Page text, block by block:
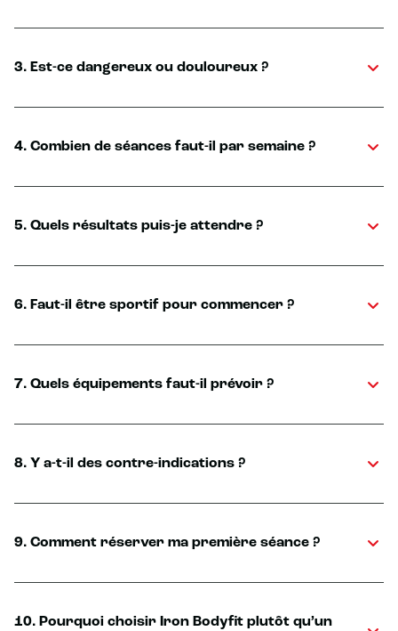
3. Est-ce dangereux ou douloureux ?
4. Combien de séances faut-il par semaine ?
5. Quels résultats puis-je attendre ?
6. Faut-il être sportif pour commencer ?
7. Quels équipements faut-il prévoir ?
8. Y a-t-il des contre-indications ?
9. Comment réserver ma première séance ?
10. Pourquoi choisir Iron Bodyfit plutôt qu’un